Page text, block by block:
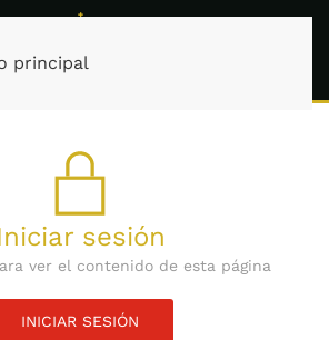
principal
sesión
ver el contenido de esta página
INICIAR SESIÓN